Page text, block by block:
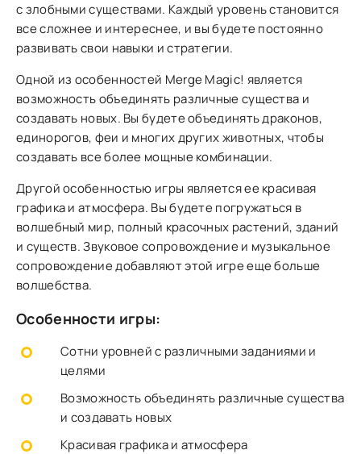
с злобными существами. Каждый уровень становится
все сложнее и интереснее, и вы будете постоянно
развивать свои навыки и стратегии.
Одной из особенностей Merge Magic! является
возможность объединять различные существа и
создавать новых. Вы будете объединять драконов,
единорогов, феи и многих других животных, чтобы
создавать все более мощные комбинации.
Другой особенностью игры является ее красивая
графика и атмосфера. Вы будете погружаться в
волшебный мир, полный красочных растений, зданий
и существ. Звуковое сопровождение и музыкальное
сопровождение добавляют этой игре еще больше
волшебства.
Особенности игры:
Сотни уровней с различными заданиями и
целями
Возможность объединять различные существа
и создавать новых
Красивая графика и атмосфера